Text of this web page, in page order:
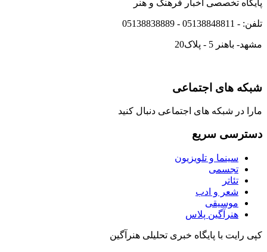
پایگاه تخصصی اخبار فرهنگ و هنر
تلفن: - 05138848811 - 05138838889
مشهد- باهنر 5 - پلاک20
شبکه های اجتماعی
مارا در شبکه های اجتماعی دنبال کنید
دسترسی سریع
سینما و تلویزیون
تجسمی
تئاتر
شعر و ادب
موسیقی
هنرآگین پلاس
کپی رایت با پایگاه خبری تحلیلی هنرآگین